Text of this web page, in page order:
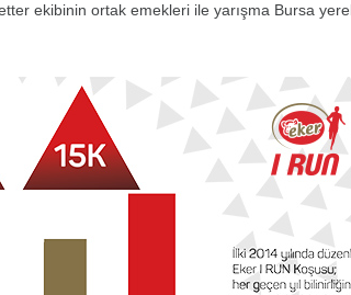
ekibinin ortak emekleri ile yarışma Bursa